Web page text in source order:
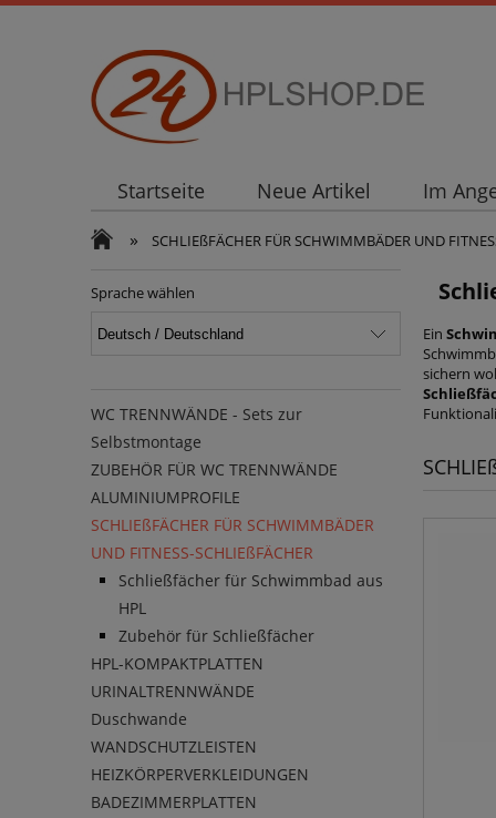
Startseite Neue Artikel Im
» SCHLIEßFÄCHER FÜR SCHWIMMBÄDER UND
Sprache wählen
WC TRENNWÄNDE - Sets zur
Selbstmontage
ZUBEHÖR FÜR WC TRENNWÄNDE
ALUMINIUMPROFILE
SCHLIEßFÄCHER FÜR SCHWIMMBÄDER
UND FITNESS-SCHLIEßFÄCHER
Schließfächer für Schwimmbad aus
HPL
Zubehör für Schließfächer
HPL-KOMPAKTPLATTEN
URINALTRENNWÄNDE
Duschwande
WANDSCHUTZLEISTEN
HEIZKÖRPERVERKLEIDUNGEN
BADEZIMMERPLATTEN
Ein
sichern